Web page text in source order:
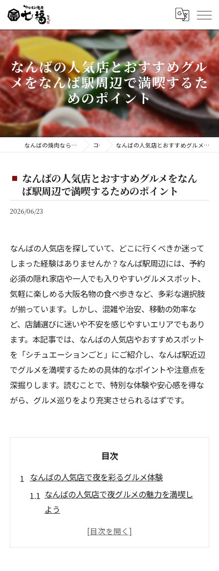
なんばの人気店とおすすめグル
メをなんば駅周辺で満喫するた
めのポイント
なんばの焼肉ならホルモン焼肉 七福 難波店 コラム なんばの人気店とおすすめグルメをなんば駅周辺で満喫するためのポイント
なんばの人気店とおすすめグルメをなん
ば駅周辺で満喫するためのポイント
2026/06/23
なんばの人気店を探していて、どこに行くべきか迷って
しまった経験はありませんか？なんば駅周辺には、予約
必須の隠れ家店や一人でも入りやすいグルメスポット、
気軽に楽しめる大阪名物の食べ歩きなど、多彩な選択肢
が揃っています。しかし、混雑や治安、移動の効率な
ど、店舗選びに迷いや不安を感じやすいエリアでもあり
ます。本記事では、なんばの人気店やおすすめスポット
を「シチュエーションごと」にご紹介し、なんば駅近辺
でグルメを満喫するための具体的なポイントや注意点を
深掘りします。読むことで、特別な体験や安心感を得な
がら、グルメ巡りをより充実させられるはずです。
目次
なんばの人気店で夜を彩るグルメ体験
なんばの人気店で夜グルメの魅力を満喫し
よう
夜ご飯に最適ななんばの人気店の選び方と